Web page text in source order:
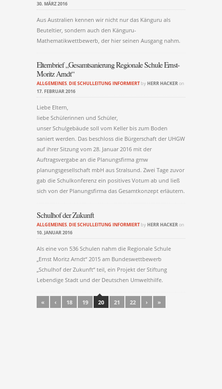
30. MÄRZ 2016
Aus Australien kennen wir nicht nur das Känguru als
Beuteltier, sondern auch den Känguru-
Mathematikwettbewerb, der hier seinen Ausgang nahm.
Elternbrief „Gesamtsanierung Regionale Schule Ernst-
Moritz Arndt“
ALLGEMEINES,DIE SCHULLEITUNG INFORMIERT byHERR HACKERon
17. FEBRUAR 2016
Liebe Eltern,
liebe Schülerinnen und Schüler,
unser Schulgebäude soll vom Keller bis zum Boden
saniert werden. Das beschloss die Bürgerschaft der UHGW
auf ihrer Sitzung vom 28. Januar 2016 mit der
Auftragsvergabe an die Planungsfirma gmw
planungsgesellschaft mbH aus Stralsund. Zwei Tage zuvor
gab die Schulkonferenz ein positives Votum ab und ließ
sich von der Planungsfirma das Gesamtkonzept erläutern.
Schulhof der Zukunft
ALLGEMEINES,DIE SCHULLEITUNG INFORMIERT byHERR HACKERon
10. JANUAR 2016
Als eine von 536 Schulen nahm die Regionale Schule
„Ernst Moritz Arndt“ 2015 am Bundeswettbewerb
„Schulhof der Zukunft“ teil, ein Projekt der Stiftung
Lebendige Stadt und der Deutschen Umwelthilfe.
Post navigation
« ‹ 18 19 20 21 22 › »